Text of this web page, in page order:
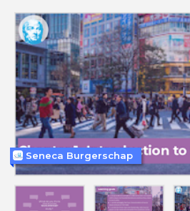
Seneca Burgerschap